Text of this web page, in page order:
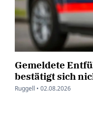
Gemeldete
bestätigt sich
Ruggell • 02.08.2026